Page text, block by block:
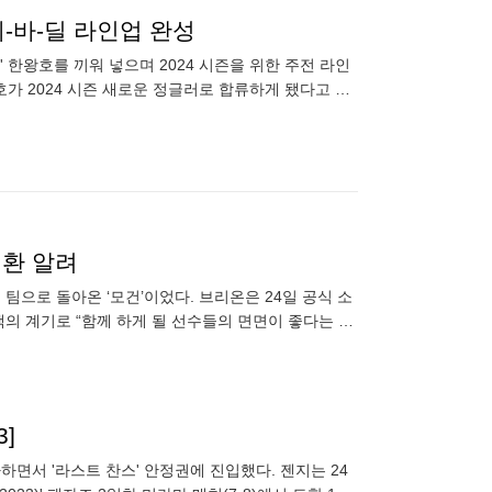
바-딜 라인업 완성
왕호를 끼워 넣으며 2024 시즌을 위한 주전 라인
2024 시즌 새로운 정글러로 합류하게 됐다고 발
알려
으로 돌아온 ‘모건’이었다. 브리온은 24일 공식 소
계기로 “함께 하게 될 선수들의 면면이 좋다는 생
면서 '라스트 찬스' 안정권에 진입했다. 젠지는 24